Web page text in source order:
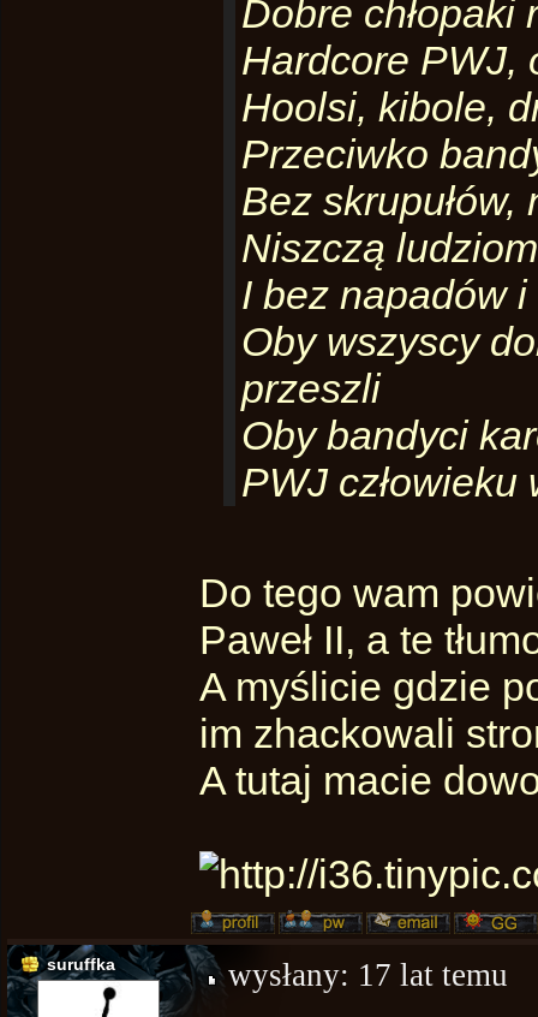
Dobre chłopaki
Hardcore PWJ,
Hoolsi, kibole,
Przeciwko
Bez skrupułów,
Niszczą
I bez napadów
Oby wszyscy
przeszli
Oby bandyci
PWJ
Do tego wam
Paweł II, a te
A myślicie gdzie
im zhackowali
A tutaj macie
suruffka wysłany: 17 lat temu